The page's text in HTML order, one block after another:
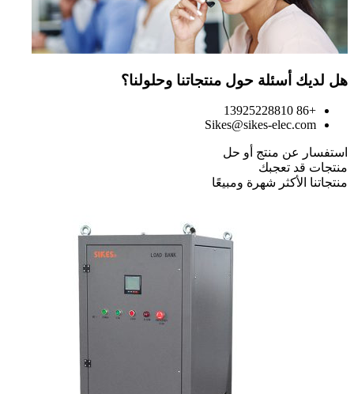
هل لديك أسئلة حول منتجاتنا وحلولنا؟
+86 13925228810
Sikes@sikes-elec.com
استفسار عن منتج أو حل
منتجات قد تعجبك
منتجاتنا الأكثر شهرة ومبيعًا